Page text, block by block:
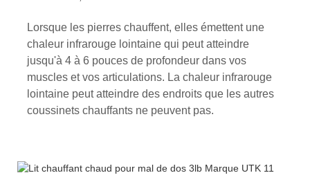
Lorsque les pierres chauffent, elles émettent une
chaleur infrarouge lointaine qui peut atteindre
jusqu'à 4 à 6 pouces de profondeur dans vos
muscles et vos articulations. La chaleur infrarouge
lointaine peut atteindre des endroits que les autres
coussinets chauffants ne peuvent pas.